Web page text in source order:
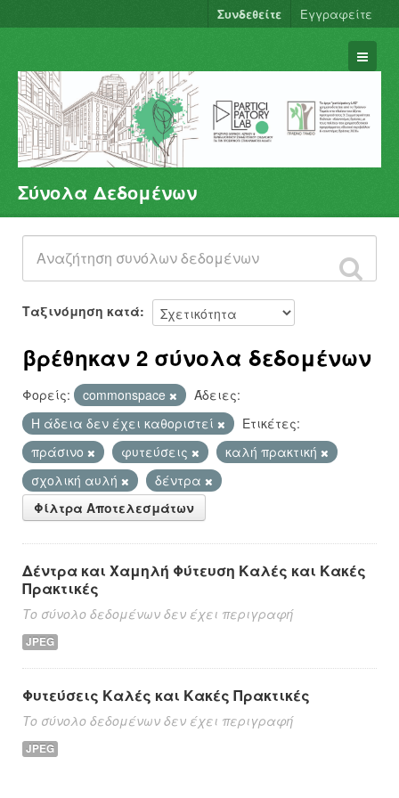
Συνδεθείτε Εγγραφείτε
Σύνολα Δεδομένων
Φορείς
Ομάδες
Σχετικά
Σύνολα Δεδομένων
Ταξινόμηση κατά
βρέθηκαν 2 σύνολα δεδομένων
Φορείς: commonspace
Άδειες:
Η άδεια δεν έχει καθοριστεί
Ετικέτες:
πράσινο
φυτεύσεις
καλή πρακτική
σχολική αυλή
δέντρα
Φίλτρα Αποτελεσμάτων
Δέντρα και Χαμηλή Φύτευση Καλές και Κακές
Πρακτικές
Το σύνολο δεδομένων δεν έχει περιγραφή
JPEG
Φυτεύσεις Καλές και Κακές Πρακτικές
Το σύνολο δεδομένων δεν έχει περιγραφή
JPEG